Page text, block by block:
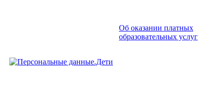
Об оказании платных
образовательных услуг